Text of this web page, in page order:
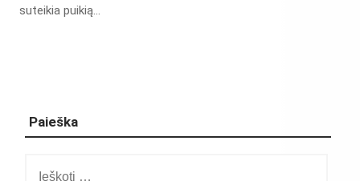
suteikia puikią…
Paieška